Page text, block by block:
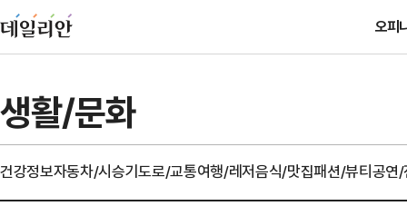
오피
생활/문화
건강정보자동차/시승기도로/교통여행/레저음식/맛집패션/뷰티공연